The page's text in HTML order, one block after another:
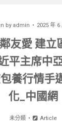
by admin 2025 年 6
友愛 建立
平主席中
養行情手
化_中國網
未分類 Article